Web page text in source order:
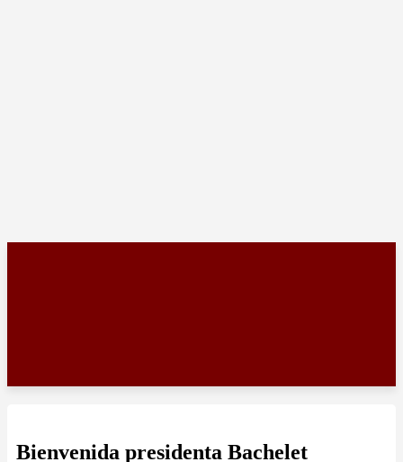
Bienvenida presidenta Bachelet